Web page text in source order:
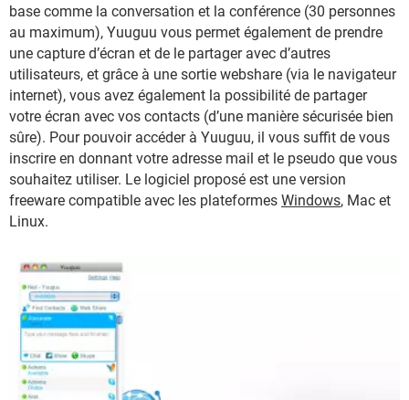
base comme la conversation et la conférence (30 personnes
au maximum), Yuuguu vous permet également de prendre
une capture d’écran et de le partager avec d’autres
utilisateurs, et grâce à une sortie webshare (via le navigateur
internet), vous avez également la possibilité de partager
votre écran avec vos contacts (d’une manière sécurisée bien
sûre). Pour pouvoir accéder à Yuuguu, il vous suffit de vous
inscrire en donnant votre adresse mail et le pseudo que vous
souhaitez utiliser. Le logiciel proposé est une version
freeware compatible avec les plateformes Windows, Mac et
Linux.